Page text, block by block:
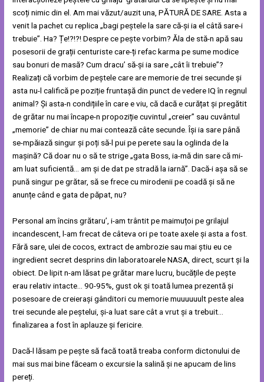
scoți nimic din el. Am mai văzut/auzit una, PĂTURĂ DE SARE. Asta a
venit la pachet cu replica „bagi peștele la sare că-și ia el câtă sare-i
trebuie”. Ha? Țe!?!?! Despre ce pește vorbim? Ăla de stă-n apă sau
posesorii de grații centuriste care-ți refac karma pe sume modice
sau bonuri de masă? Cum dracu’ să-și ia sare „cât îi trebuie”?
Realizați că vorbim de peștele care are memorie de trei secunde și
asta nu-l califică pe poziție fruntașă din punct de vedere IQ în regnul
animal? Și asta-n condițiile în care e viu, că dacă e curățat și pregătit
de grătar nu mai încape-n propoziție cuvintul „creier” sau cuvântul
„memorie” de chiar nu mai contează câte secunde. Își ia sare până
se-mpăiază singur și poți să-l pui pe perete sau la oglinda de la
mașină? Că doar nu o să te strige „gata Boss, ia-mă din sare că mi-
am luat suficientă… am și de dat pe stradă la iarnă”. Dacă-i așa să se
pună singur pe grătar, să se frece cu mirodenii pe coadă și să ne
anunțe când e gata de păpat, nu?
Personal am încins grătaru’, i-am trântit pe maimuțoi pe grilajul
incandescent, l-am frecat de câteva ori pe toate axele și asta a fost.
Fără sare, ulei de cocos, extract de ambrozie sau mai știu eu ce
ingredient secret desprins din laboratoarele NASA, direct, scurt și la
obiect. De lipit n-am lăsat pe grătar mare lucru, bucățile de pește
erau relativ intacte… 90-95%, gust ok și toată lumea prezentă și
posesoare de creierași gânditori cu memorie muuuuuult peste alea
trei secunde ale peștelui, și-a luat sare cât a vrut și a trebuit…
finalizarea a fost în aplauze și fericire.
Dacă-l lăsam pe pește să facă toată treaba conform dictonului de
mai sus mai bine făceam o excursie la salină și ne apucam de lins
pereți.